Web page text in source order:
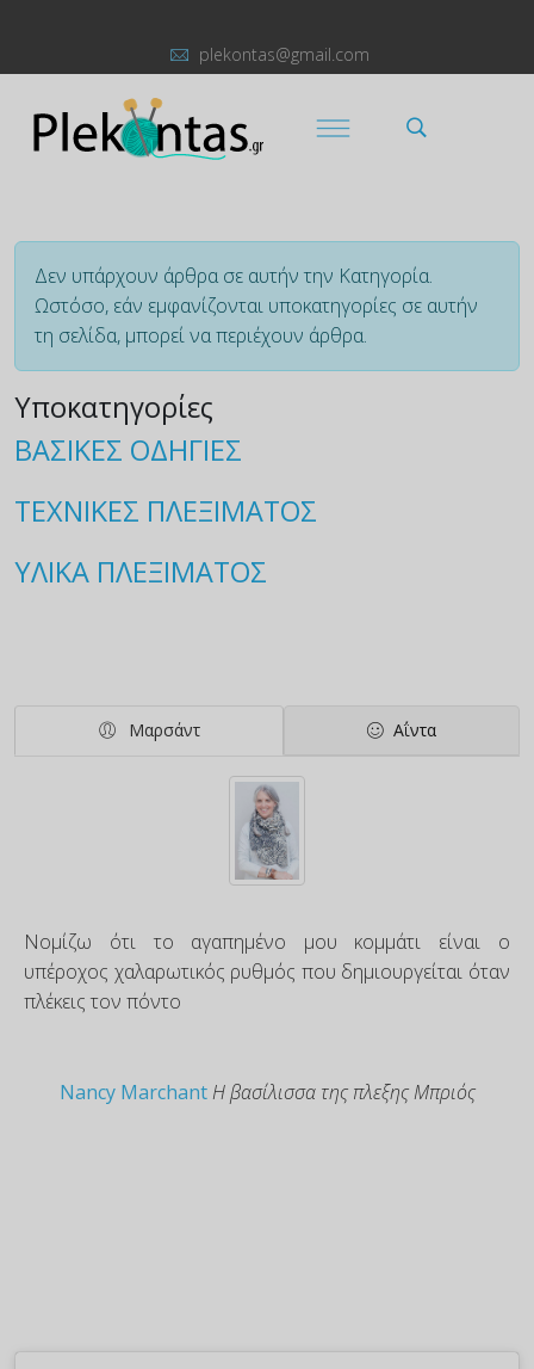
plekontas@gmail.com
Πληροφορία
Δεν υπάρχουν άρθρα σε αυτήν την Κατηγορία.
Ωστόσο, εάν εμφανίζονται υποκατηγορίες σε αυτήν
τη σελίδα, μπορεί να περιέχουν άρθρα.
Υποκατηγορίες
ΒΑΣΙΚΕΣ ΟΔΗΓΙΕΣ
ΤΕΧΝΙΚΕΣ ΠΛΕΞΙΜΑΤΟΣ
ΥΛΙΚΑ ΠΛΕΞΙΜΑΤΟΣ
Μαρσάντ Αΐντα
Νομίζω ότι το αγαπημένο μου κομμάτι είναι ο
υπέροχος χαλαρωτικός ρυθμός που δημιουργείται όταν
πλέκεις τον πόντο
Nancy Marchant Η βασίλισσα της πλεξης Μπριός